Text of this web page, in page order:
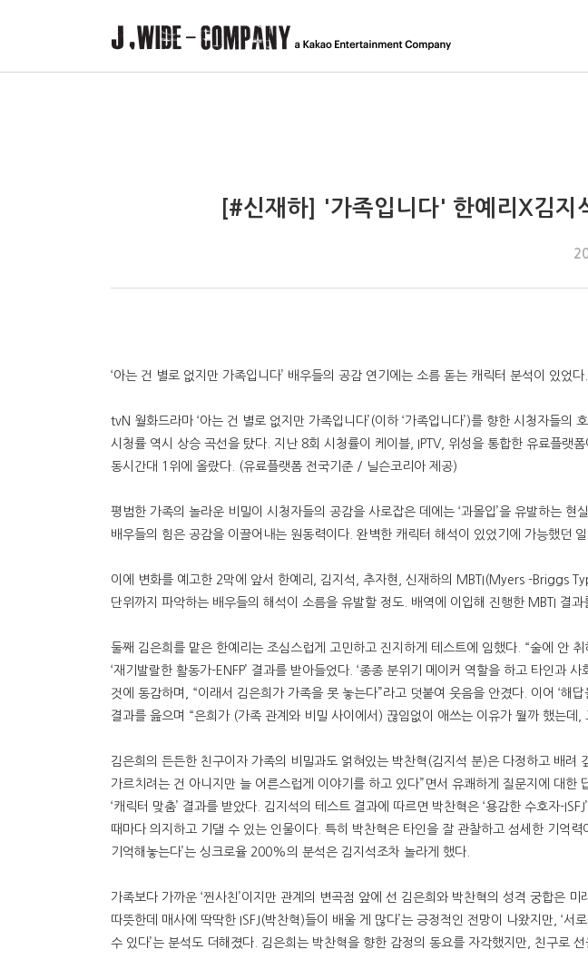
[#신재하] '가족입니다' 한예리X김지
‘아는 건 별로 없지만 가족입니다’ 배우들의 공감 연기에는 소름 돋는 캐릭터 분석이 있었다.
tvN 월화드라마 ‘아는 건 별로 없지만 가족입니다’(이하 ‘가족입니다’)를 향한 시청자들
시청률 역시 상승 곡선을 탔다. 지난 8회 시청률이 케이블, IPTV, 위성을 통합한 유료플
동시간대 1위에 올랐다. (유료플랫폼 전국기준 / 닐슨코리아 제공)
평범한 가족의 놀라운 비밀이 시청자들의 공감을 사로잡은 데에는 ‘과몰입’을 유발하는
배우들의 힘은 공감을 이끌어내는 원동력이다. 완벽한 캐릭터 해석이 있었기에 가능했던 일.
이에 변화를 예고한 2막에 앞서 한예리, 김지석, 추자현, 신재하의 MBTI(Myers -Briggs
단위까지 파악하는 배우들의 해석이 소름을 유발할 정도. 배역에 이입해 진행한 MBTI 결
둘째 김은희를 맡은 한예리는 조심스럽게 고민하고 진지하게 테스트에 임했다. “술에 안
‘재기발랄한 활동가-ENFP’ 결과를 받아들었다. ‘종종 분위기 메이커 역할을 하고 타인과
것에 동감하며, “이래서 김은희가 가족을 못 놓는다”라고 덧붙여 웃음을 안겼다. 이어 ‘해
결과를 읊으며 “은희가 (가족 관계와 비밀 사이에서) 끊임없이 애쓰는 이유가 뭘까 했는데,
김은희의 든든한 친구이자 가족의 비밀과도 얽혀있는 박찬혁(김지석 분)은 다정하고 배
가르치려는 건 아니지만 늘 어른스럽게 이야기를 하고 있다”면서 유쾌하게 질문지에 대
‘캐릭터 맞춤’ 결과를 받았다. 김지석의 테스트 결과에 따르면 박찬혁은 ‘용감한 수호자-
때마다 의지하고 기댈 수 있는 인물이다. 특히 박찬혁은 타인을 잘 관찰하고 섬세한 기억
기억해놓는다’는 싱크로율 200%의 분석은 김지석조차 놀라게 했다.
가족보다 가까운 ‘찐사친’이지만 관계의 변곡점 앞에 선 김은희와 박찬혁의 성격 궁합은
따뜻한데 매사에 딱딱한 ISFJ(박찬혁)들이 배울 게 많다’는 긍정적인 전망이 나왔지만, ‘
수 있다’는 분석도 더해졌다. 김은희는 박찬혁을 향한 감정의 동요를 자각했지만, 친구로